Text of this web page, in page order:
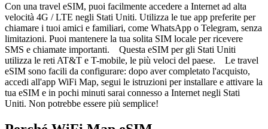
Con una travel eSIM, puoi facilmente accedere a Internet ad alta
velocità 4G / LTE negli Stati Uniti. Utilizza le tue app preferite per
chiamare i tuoi amici e familiari, come WhatsApp o Telegram, senza
limitazioni. Puoi mantenere la tua solita SIM locale per ricevere
SMS e chiamate importanti. Questa eSIM per gli Stati Uniti
utilizza le reti AT&T e T-mobile, le più veloci del paese. Le travel
eSIM sono facili da configurare: dopo aver completato l'acquisto,
accedi all'app WiFi Map, segui le istruzioni per installare e attivare la
tua eSIM e in pochi minuti sarai connesso a Internet negli Stati
Uniti. Non potrebbe essere più semplice!